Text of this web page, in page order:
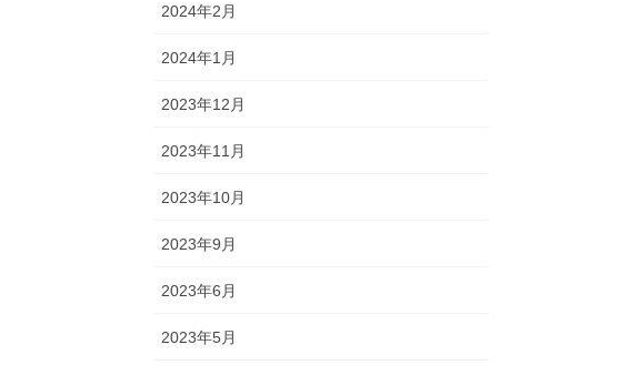
2024年2月
2024年1月
2023年12月
2023年11月
2023年10月
2023年9月
2023年6月
2023年5月